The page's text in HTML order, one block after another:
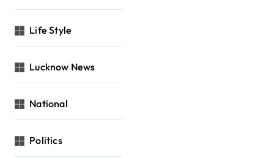
Life Style
Lucknow News
National
Politics